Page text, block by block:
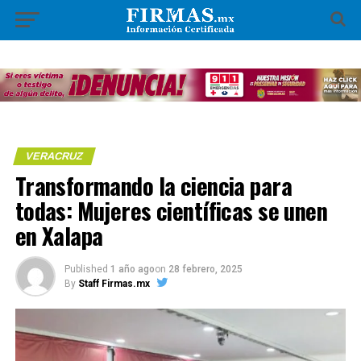
VERACRUZ
Transformando la ciencia para
todas: Mujeres científicas se unen
en Xalapa
Published 1 año agoon 28 febrero, 2025
By Staff Firmas.mx